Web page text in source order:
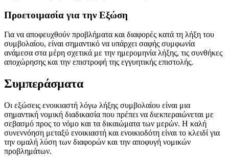
Προετοιμασία για την Εξώση
Για να αποφευχθούν προβλήματα και διαφορές κατά τη λήξη του
συμβολαίου, είναι σημαντικό να υπάρχει σαφής συμφωνία
ανάμεσα στα μέρη σχετικά με την ημερομηνία λήξης, τις συνθήκες
αποχώρησης και την επιστροφή της εγγυητικής επιστολής.
Συμπεράσματα
Οι εξώσεις ενοικιαστή λόγω λήξης συμβολαίου είναι μια
σημαντική νομική διαδικασία που πρέπει να διεκπεραιώνεται με
σεβασμό προς το νόμο και τα δικαιώματα των μερών. Η καλή
συνεννόηση μεταξύ ενοικιαστή και ενοικιοδότη είναι το κλειδί για
την ομαλή λύση των διαφορών και την αποφυγή νομικών
προβλημάτων.